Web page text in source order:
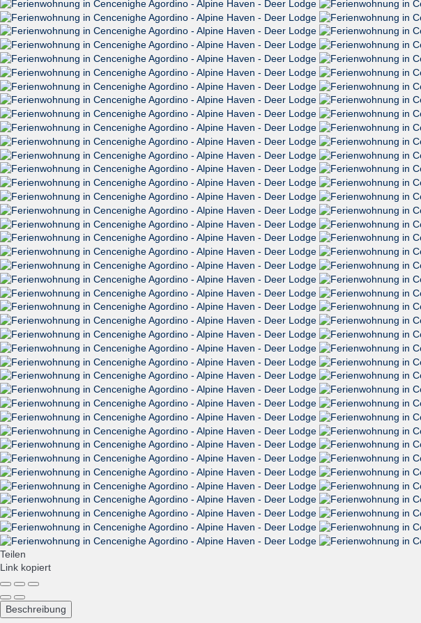
Teilen
Link kopiert
Beschreibung